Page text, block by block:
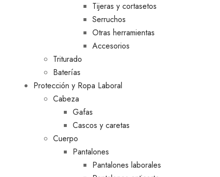
Tijeras y cortasetos
Serruchos
Otras herramientas
Accesorios
Triturado
Baterías
Protección y Ropa Laboral
Cabeza
Gafas
Cascos y caretas
Cuerpo
Pantalones
Pantalones laborales